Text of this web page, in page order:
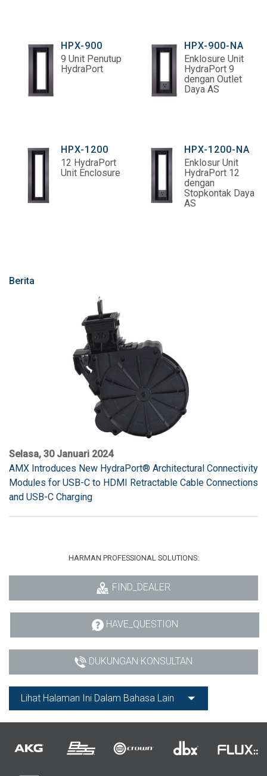
HPX-900
9 Unit Penutup
HydraPort
HPX-900-NA
Enklosure Unit
HydraPort 9
dengan Outlet
Daya AS
HPX-1200
12 HydraPort
Unit Enclosure
HPX-1200-NA
Enklosur Unit
HydraPort 12
dengan
Stopkontak Daya
AS
Berita
Selasa, 30 Januari 2024
AMX Introduces New HydraPort® Architectural Connectivity
Modules for USB-C to HDMI Retractable Cable Connections
and USB-C Charging
HARMAN PROFESSIONAL SOLUTIONS:
FIND_DEALER
HAVE_QUESTION
DUKUNGAN KONSULTAN
Lihat Halaman Ini Dalam Bahasa Lain